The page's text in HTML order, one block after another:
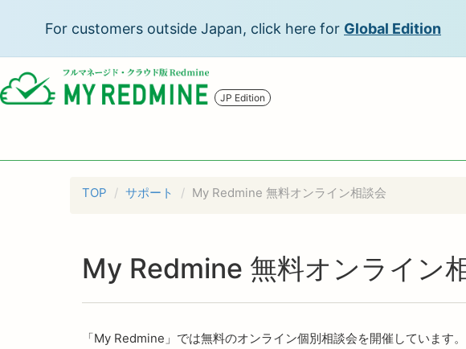
For customers outside Japan, click here for Global Edition
JP Edition
TOP サポート My Redmine 無料オンライン相談会
My Redmine 無料オンライン
「My Redmine」では無料のオンライン個別相談会を開催しています。